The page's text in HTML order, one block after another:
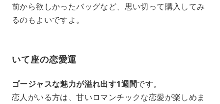
前から欲しかったバッグなど、思い切って購入してみ
るのもよいですよ。
いて座の恋愛運
ゴージャスな魅力が溢れ出す1週間です。
恋人がいる方は、甘いロマンチックな恋愛が楽しめま